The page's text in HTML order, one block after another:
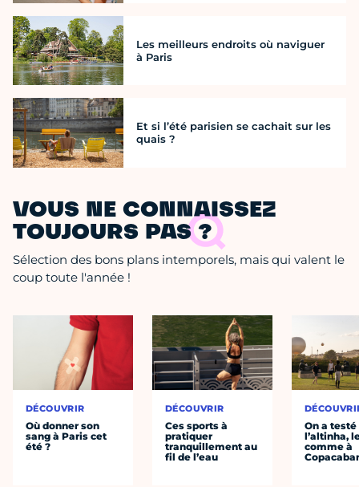
Les meilleurs endroits où naviguer
à Paris
Et si l’été parisien se cachait sur les
quais ?
VOUS NE CONNAISSEZ
TOUJOURS PAS ?
Sélection des bons plans intemporels, mais qui valent le
coup toute l'année !
DÉCOUVRIR
Où donner son
sang à Paris cet
été ?
DÉCOUVRIR
Ces sports à
pratiquer
tranquillement au
fil de l’eau
On a testé
l’altinha,
comme à